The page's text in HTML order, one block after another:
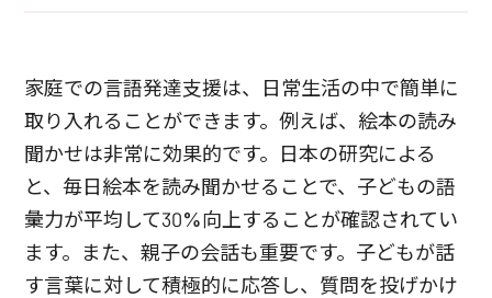
家庭での言語発達支援は、日常生活の中で簡単に
取り入れることができます。例えば、絵本の読み
聞かせは非常に効果的です。日本の研究による
と、毎日絵本を読み聞かせることで、子どもの語
彙力が平均して30%向上することが確認されてい
ます。また、親子の会話も重要です。子どもが話
す言葉に対して積極的に応答し、質問を投げかけ